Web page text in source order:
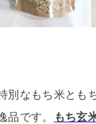
別なもち米とも
品です。
もち玄